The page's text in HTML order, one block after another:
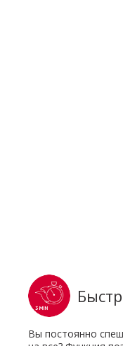
Вы постоянно